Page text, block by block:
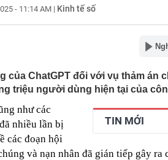
21:52
Không phải Nga hay Mỹ, "quán
nhân là quóc gia nào?
Mẹ đỡ đầu" của giới makeup lao
Vì sao ít nhà làm cửa chính và cửa
21:33
Người thay thế NSƯT Thành Lộc
Chiếc túi 60.000 VNĐ bán được
lưu niệm rẻ nhất Myeongdong đang
không muốn nghe
- 11:14 AM | Kinh tế số
của ChatGPT đối với vụ thảm án
triệu người dùng hiện tại của
TIN MỚI
như các
nhiều lần bị
các đoạn hội
và nạn nhân đã gián tiếp gây ra